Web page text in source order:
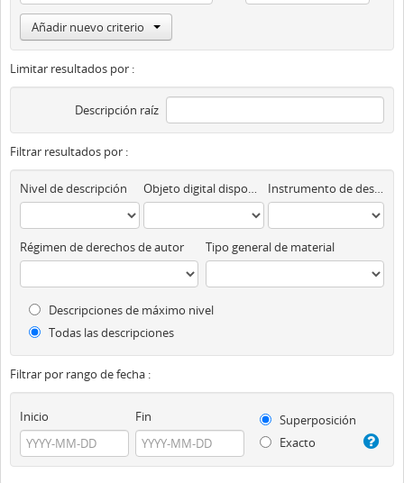
Añadir nuevo criterio
Limitar resultados por :
Descripción raíz
Filtrar resultados por :
Nivel de descripción Objeto digital disponibles Instrumento de descripción
Régimen de derechos de autor Tipo general de material
Descripciones de máximo nivel
Todas las descripciones
Filtrar por rango de fecha :
Inicio Fin
Superposición
Exacto